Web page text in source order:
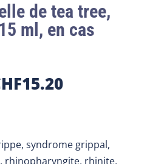
de tea tree,
ml, en cas
15.20
syndrome grippal,
rhinopharyngite, rhinite,